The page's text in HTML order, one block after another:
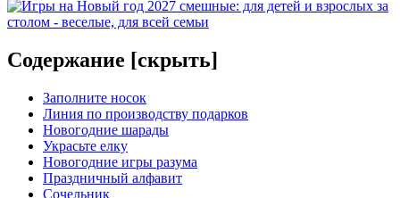
Содержание [скрыть]
Заполните носок
Линия по производству подарков
Новогодние шарады
Украсьте елку
Новогодние игры разума
Праздничный алфавит
Сочельник